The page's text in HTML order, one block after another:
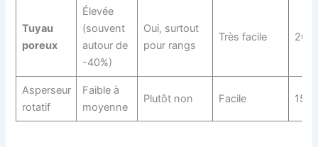
Tuyau
poreux
Élevée
(souvent
autour de
-40%)
Oui, surtout
pour rangs
Très facile
Asperseur
rotatif
Faible à
moyenne
Plutôt non Facile